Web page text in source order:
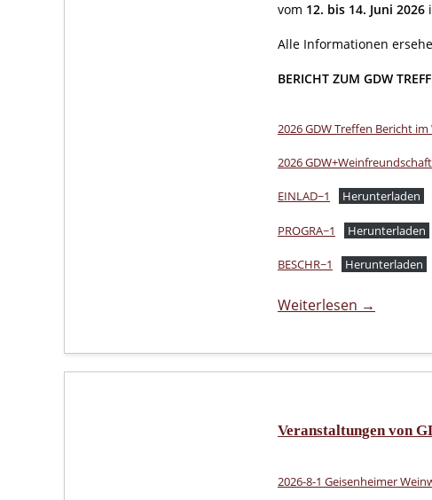
vom 12. bis 14. Juni 2026
Alle Informationen
BERICHT ZUM GDW
2026 GDW Treffen Bericht
2026
EINLAD~1 Herunterladen
PROGRA~1 Herunterladen
BESCHR~1 Herunterladen
Weiterlesen →
Veranstaltungen von
2026-8-1 Geisenheimer